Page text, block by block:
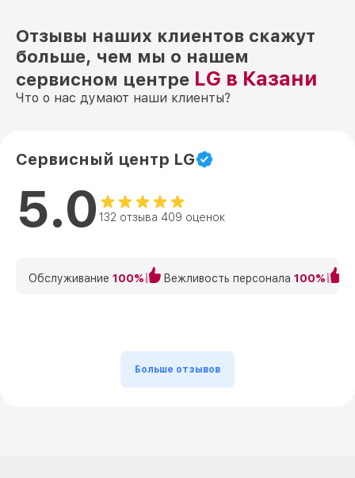
Отзывы наших клиентов скажут
больше, чем мы о нашем
сервисном центре LG в Казани
Что о нас думают наши клиенты?
Сервисный центр LG
5.0 132 отзыва 409 оценок
Обслуживание 100% Вежливость персонала 100%
Больше отзывов